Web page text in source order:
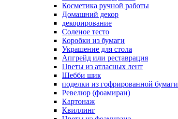
Косметика ручной работы
Домашний декор
декорирование
Соленое тесто
Коробки из бумаги
Украшение для стола
Апгрейд или реставрация
Цветы из атласных лент
Шебби шик
поделки из гофрированной бумаги
Ревелюр (фоамиран)
Картонаж
Квиллинг